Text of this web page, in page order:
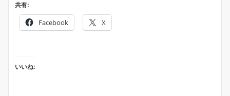
共有:
Facebook X
いいね: